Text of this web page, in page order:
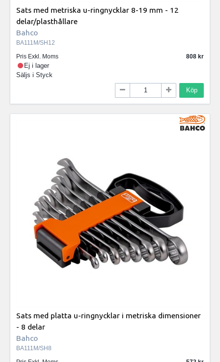
Sats med metriska u-ringnycklar 8-19 mm - 12
delar/plasthållare
Bahco
BA111M/SH12
Pris Exkl. Moms
808
Ej i lager
Säljs i Styck
Köp
Sats med platta u-ringnycklar i metriska dimensioner
- 8 delar
Bahco
BA111M/SH8